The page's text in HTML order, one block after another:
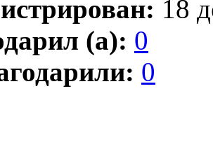
18
(а): 0
0